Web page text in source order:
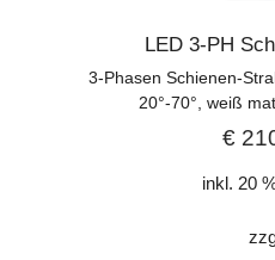
LED 3-PH
3-Phasen Schienen-
20°-70°, weiß
€
inkl. 20